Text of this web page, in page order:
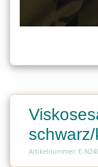
Artikelnummer: E-